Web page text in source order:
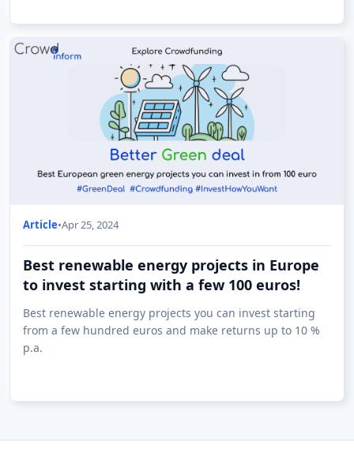
Article•Apr 25, 2024
Best renewable energy projects in Europe
to invest starting with a few 100 euros!
Best renewable energy projects you can invest starting
from a few hundred euros and make returns up to 10 %
p.a.